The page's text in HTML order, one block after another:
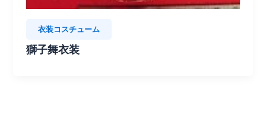
衣装コスチューム
獅子舞衣装